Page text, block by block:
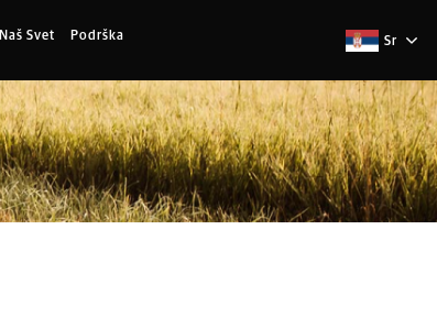
Naš Svet Podrška Sr